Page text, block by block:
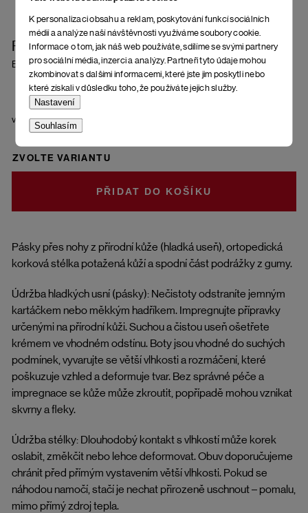
K personalizaci obsahu a reklam, poskytování funkcí sociálních
médií a analýze naší návštěvnosti využíváme soubory cookie.
Informace o tom, jak náš web používáte, sdílíme se svými partnery
pro sociální média, inzerci a analýzy. Partneři tyto údaje mohou
zkombinovat s dalšími informacemi, které jste jim poskytli nebo
které získali v důsledku toho, že používáte jejich služby.
Nastavení
Souhlasím
Pánské nazouváky Assoro
Brown
Pásky přes nohy z přírodní kůže (hladká useň), ortopedická
korková stélka potažená kůží a spodní část podrážky z gumy.
Údržba hladkých usní (pásky): Nečistoty odstraníte jemným
kartáčkem nebo měkkým hadříkem. Impregnujte přípravky
určenými na přírodní kůži. Suchou a čistou useň ošetřete
krémem ve vhodném odstínu. Boty jsou vhodné do suchých
podmínek, vyvarujte se větší vlhkosti a rozmáčení, které
poškuzuje vzhled a deformuje tvar. Bez správné péče a
impregnace se kůže může zkroutit, popřípadě mohou vznikat
skvrny a fleky.
Údržba stélky: Dlouhodobý kontakt s vlhkostí může korek
oslabit, změkčit nebo lehce deformovat. Obuv doporučujeme
chránit před přímým vystavením větší vlhkosti. Pokud se
náhodou namočí, stačí je nechat přirozeně uschnout – pomalu,
mimo přímý zdroj tepla.
velikost
ZVOLTE VARIANTU
DO KOŠÍKU